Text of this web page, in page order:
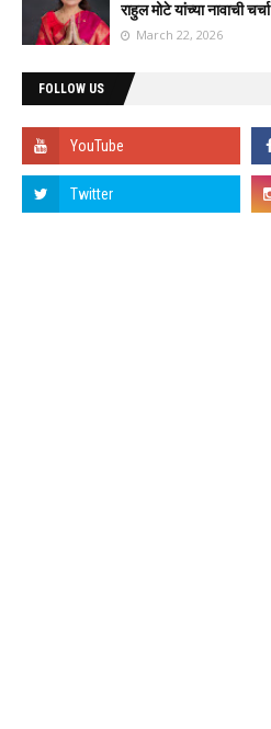
राहुल मोटे यांच्या नावाची चर्चा
March 22, 2026
FOLLOW US